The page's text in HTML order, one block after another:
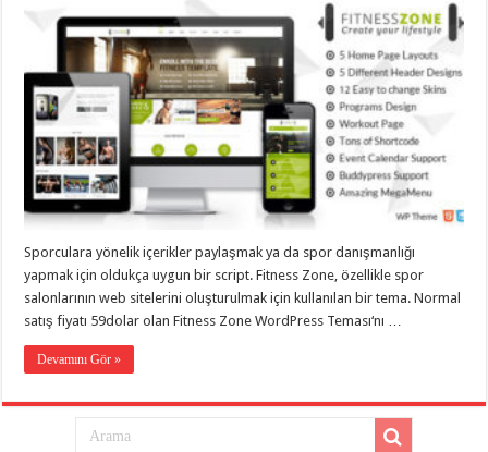
taşımacılık,
gaziantep
evden
taşımacılık
evden
taşımacılık,
gaziantep
evden
gaziantep
evden
taşımacılık,
gaziantep
taşımacılık,
evden
Sporculara yönelik içerikler paylaşmak ya da spor danışmanlığı
yapmak için oldukça uygun bir script. Fitness Zone, özellikle spor
salonlarının web sitelerini oluşturulmak için kullanılan bir tema. Normal
satış fiyatı 59dolar olan Fitness Zone WordPress Teması‘nı …
Devamını Gör »